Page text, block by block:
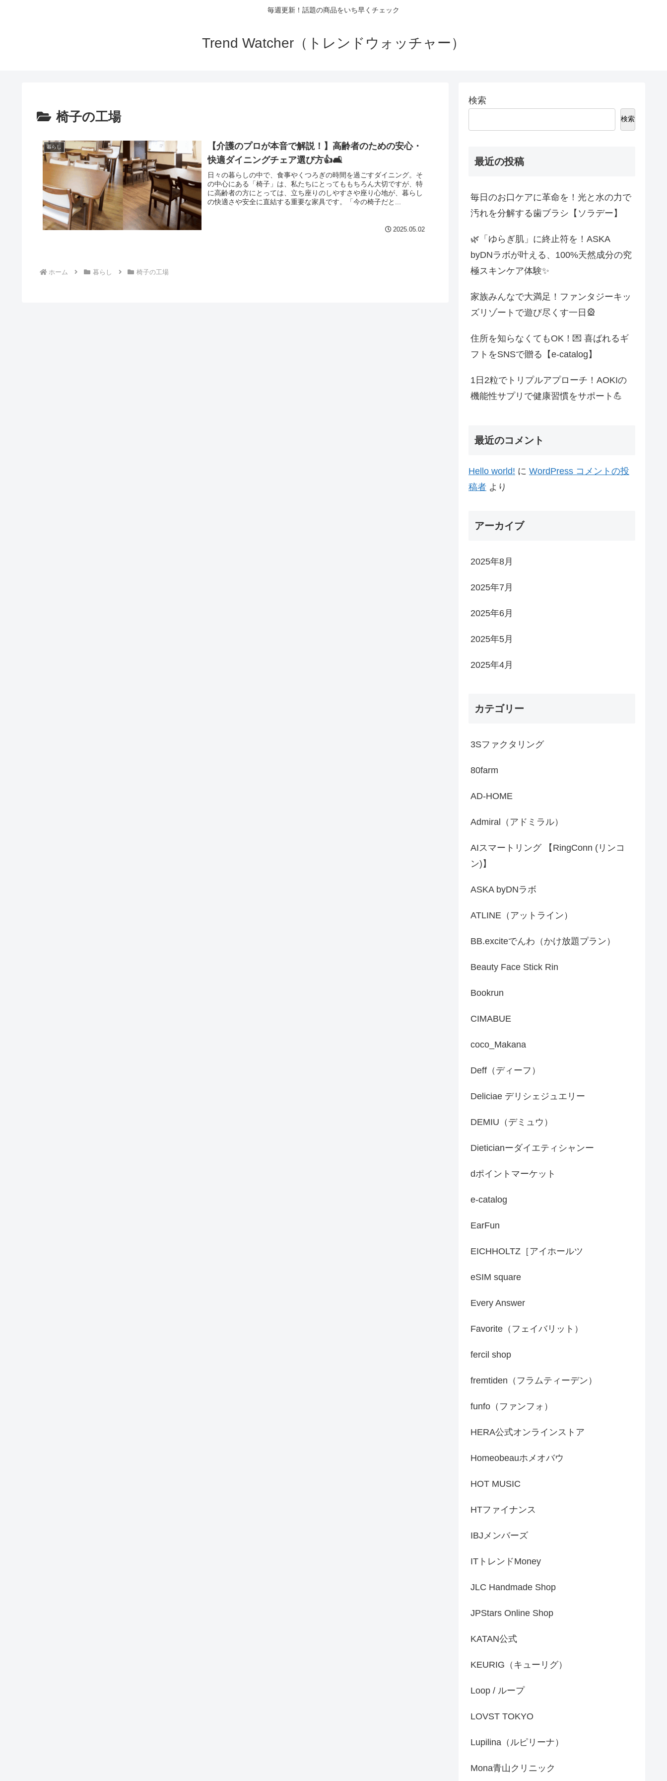
毎週更新！話題の商品をいち早くチェック
Trend Watcher（トレンドウォッチャー）
椅子の工場
暮らし
【介護のプロが本音で解説！】高齢者のための安心・
快適ダイニングチェア選び方👍🛋️
日々の暮らしの中で、食事やくつろぎの時間を過ごすダイニング。そ
の中心にある「椅子」は、私たちにとってももちろん大切ですが、特
に高齢者の方にとっては、立ち座りのしやすさや座り心地が、暮らし
の快適さや安全に直結する重要な家具です。「今の椅子だと...
2025.05.02
ホーム 暮らし 椅子の工場
検索
検索
最近の投稿
毎日のお口ケアに革命を！光と水の力で
汚れを分解する歯ブラシ【ソラデー】
🌿「ゆらぎ肌」に終止符を！ASKA
byDNラボが叶える、100%天然成分の究
極スキンケア体験✨
家族みんなで大満足！ファンタジーキッ
ズリゾートで遊び尽くす一日🎡
住所を知らなくてもOK！💌 喜ばれるギ
フトをSNSで贈る【e-catalog】
1日2粒でトリプルアプローチ！AOKIの
機能性サプリで健康習慣をサポート💪
最近のコメント
Hello world! に WordPress コメントの投
稿者 より
アーカイブ
2025年8月
2025年7月
2025年6月
2025年5月
2025年4月
カテゴリー
3Sファクタリング
80farm
AD-HOME
Admiral（アドミラル）
AIスマートリング 【RingConn (リンコ
ン)】
ASKA byDNラボ
ATLINE（アットライン）
BB.exciteでんわ（かけ放題プラン）
Beauty Face Stick Rin
Bookrun
CIMABUE
coco_Makana
Deff（ディーフ）
Deliciae デリシェジュエリー
DEMIU（デミュウ）
Dieticianーダイエティシャンー
dポイントマーケット
e-catalog
EarFun
EICHHOLTZ［アイホールツ
eSIM square
Every Answer
Favorite（フェイバリット）
fercil shop
fremtiden（フラムティーデン）
funfo（ファンフォ）
HERA公式オンラインストア
Homeobeauホメオバウ
HOT MUSIC
HTファイナンス
IBJメンバーズ
ITトレンドMoney
JLC Handmade Shop
JPStars Online Shop
KATAN公式
KEURIG（キューリグ）
Loop / ループ
LOVST TOKYO
Lupilina（ルピリーナ）
Mona青山クリニック